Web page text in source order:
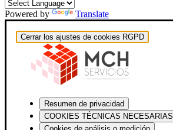
Powered by Translate
Cerrar los ajustes de cookies RGPD
Resumen de privacidad
COOKIES TÉCNICAS NECESARIAS